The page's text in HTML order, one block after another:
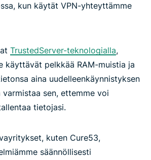
kun käytät VPN-yhteyttämme
TrustedServer-teknologialla,
käyttävät pelkkää RAM-muistia ja
aina uudelleenkäynnistyksen
sen, ettemme voi
tietojasi.
kuten Cure53,
säännöllisesti